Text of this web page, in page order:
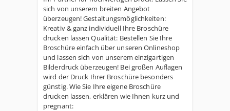
sich von unserem breiten Angebot
überzeugen! Gestaltungsmöglichkeiten:
Kreativ & ganz individuell Ihre Broschüre
drucken lassen Qualität: Bestellen Sie Ihre
Broschüre einfach über unseren Onlineshop
und lassen sich von unserem einzigartigen
Bilderdruck überzeugen! Bei großen Auflagen
wird der Druck Ihrer Broschüre besonders
günstig. Wie Sie Ihre eigene Broschüre
drucken lassen, erklären wie Ihnen kurz und
pregnant: